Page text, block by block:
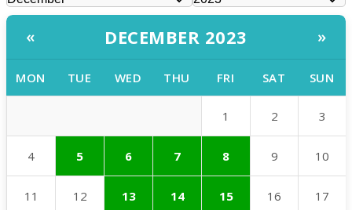
« DECEMBER 2023 »
MON TUE WED THU FRI SAT SUN
1 2 3
4 5 6 7 8 9 10
11 12 13 14 15 16 17